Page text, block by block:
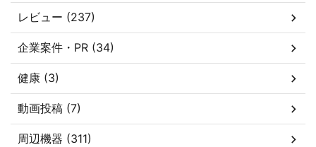
レビュー (237)
企業案件・PR (34)
健康 (3)
動画投稿 (7)
周辺機器 (311)